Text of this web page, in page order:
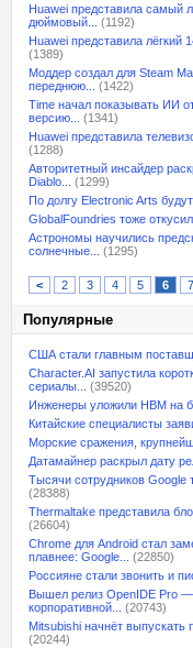
Huawei представила самый
дюймовый...
(1192)
Huawei представила лёгкий
(1389)
Моддер создал для Steam
переднюю...
(1422)
Time начал показывать ИИ
версию...
(1341)
Huawei представила
(1288)
Авторитетный инсайдер
Diablo...
(1299)
По долгу Electronic Arts
GlobalFoundries тоже
Астрономы научились
солнечные...
(1295)
< 2 3 4 5 6 7
Популярные
США стали главным
Character.AI запустила
сериалы...
(39520)
Инженеры уложили HBM на
Китайские специалисты
Морские сражения,
Датамайнер раскрыл дату
Тысячи сотрудников Google
(28388)
Thermaltake представила
(26604)
Chrome для Android стал
плавнее: Google...
(22850)
Россияне стали звонить и
Вышел релиз OpenIDE Pro —
корпоративной...
(20743)
Mitsubishi начнёт выпускать
(20244)